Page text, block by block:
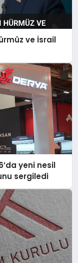
ve İsrail
yeni nesil
sergiledi